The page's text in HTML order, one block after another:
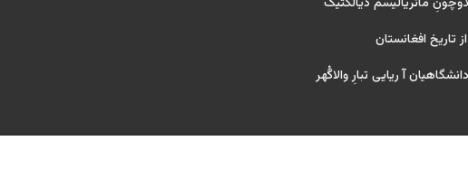
تاریخ افغانستان
آ ریایی تبارِ والاگُهر